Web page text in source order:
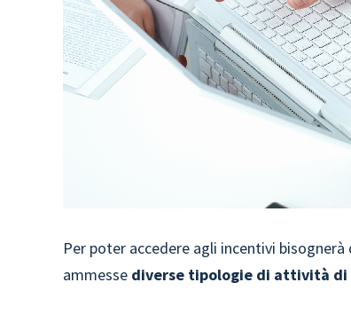
Per poter accedere agli incentivi
ammesse diverse tipologie di attività di